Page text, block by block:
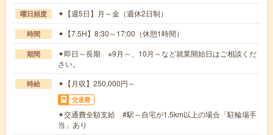
曜日頻度 ✦【週5日】月～金（週休2日制）
時間 ✦【7.5H】8:30～17:00（休憩1時間）
期間
✦即日～長期 ※9月～、10月～など就業開始日はご相談くだ
さい。
時給 ✦【月収】250,000円～
交通費
✦交通費全額支給 #駅～自宅が1.5km以上の場合「駐輪場手
当」あり